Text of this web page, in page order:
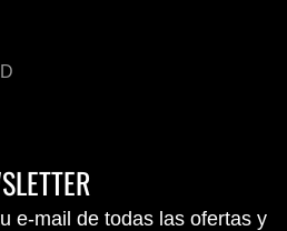
e-mail de todas las ofertas y